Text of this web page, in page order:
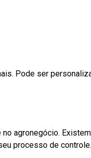
Pode ser
agronegócio.
processo de controle.